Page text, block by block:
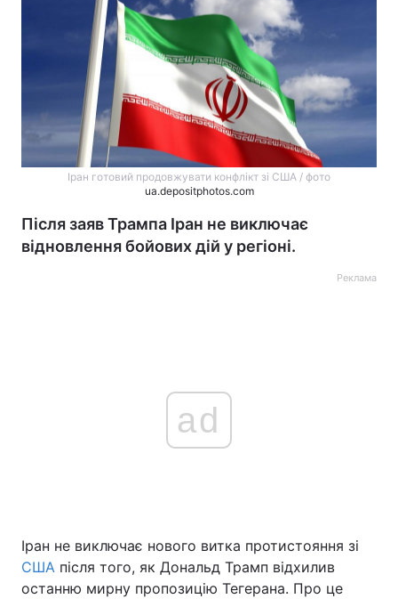
Іран готовий продовжувати конфлікт зі США / фото
ua.depositphotos.com
Після заяв Трампа Іран не виключає
відновлення бойових дій у регіоні.
Реклама
ad
Іран не виключає нового витка протистояння зі
США після того, як Дональд Трамп відхилив
останню мирну пропозицію Тегерана. Про це